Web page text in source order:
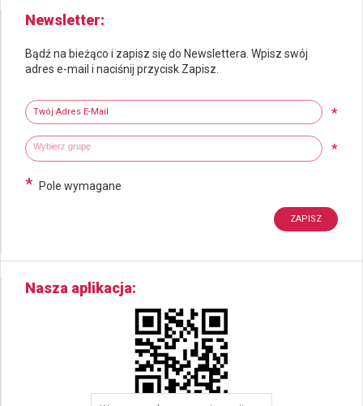
Newsletter
Bądź na bieżąco i zapisz się do Newslettera. Wpisz swój
adres e-mail i naciśnij przycisk Zapisz.
Twój adres e-mail
*
Wybierz grupy tematyczne *
Wpisz wyszukiwaną fraze
* Pole wymagane
Nasza aplikacja